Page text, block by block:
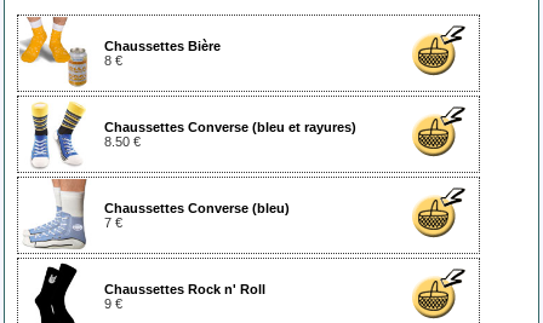
Chaussettes Bière
8 €
Chaussettes Converse (bleu et rayures)
8.50 €
Chaussettes Converse (bleu)
7 €
Chaussettes Rock n' Roll
9 €